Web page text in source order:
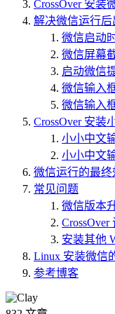
CrossOver 安装
解决微信运行
微信启动
微信屏幕
启动微信
微信输入
微信输入
CrossOver 安装
小小中文
小小中文
微信运行的最终
常见问题
微信版本
CrossOver
安装其他
Linux 安装微信
参考博客